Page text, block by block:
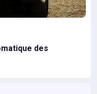
des